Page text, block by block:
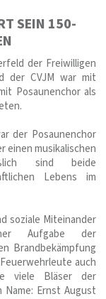
SEIN 150-
der Freiwilligen
der CVJM war mit
Posaunenchor als
der Posaunenchor
einen musikalischen
sind beide
Lebens im
soziale Miteinander
Aufgabe der
Brandbekämpfung
auch
viele Bläser der
Ernst August